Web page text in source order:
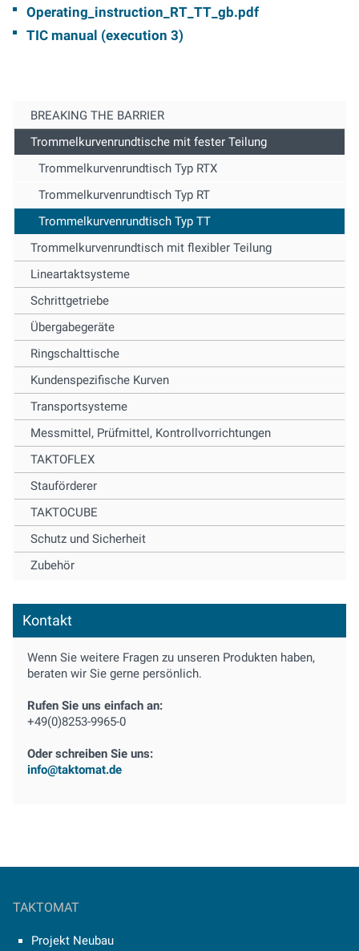
Operating_instruction_RT_TT_gb.pdf
TIC manual (execution 3)
BREAKING THE BARRIER
Trommelkurvenrundtische mit fester Teilung
Trommelkurvenrundtisch Typ RTX
Trommelkurvenrundtisch Typ RT
Trommelkurvenrundtisch Typ TT
Trommelkurvenrundtisch mit flexibler Teilung
Lineartaktsysteme
Schrittgetriebe
Übergabegeräte
Ringschalttische
Kundenspezifische Kurven
Transportsysteme
Messmittel, Prüfmittel, Kontrollvorrichtungen
TAKTOFLEX
Stauförderer
TAKTOCUBE
Schutz und Sicherheit
Zubehör
Kontakt
Wenn Sie weitere Fragen zu unseren Produkten haben,
beraten wir Sie gerne persönlich.
Rufen Sie uns einfach an:
+49(0)8253-9965-0
Oder schreiben Sie uns:
info@taktomat.de
TAKTOMAT
Projekt Neubau